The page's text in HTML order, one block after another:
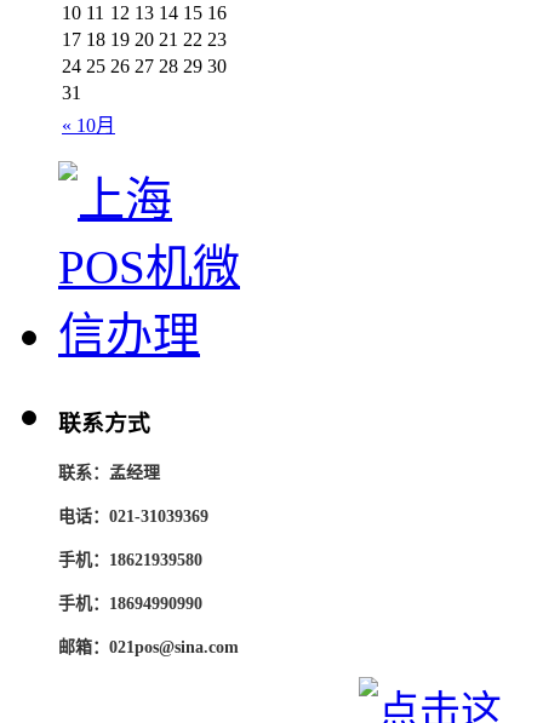
« 10月
10 11 12 13 14 15 16
17 18 19 20 21 22 23
24 25 26 27 28 29 30
31
联系方式
联系：孟经理
电话：021-31039369
手机：18621939580
手机：18694990990
邮箱：021pos@sina.com